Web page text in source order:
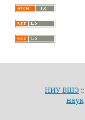
НИУ ВШЭ ::
наук